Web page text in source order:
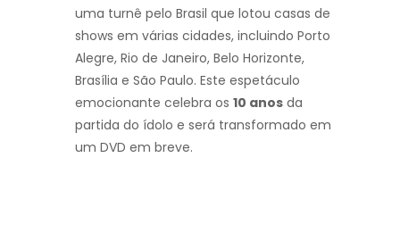
uma turnê pelo Brasil que lotou casas de
shows em várias cidades, incluindo Porto
Alegre, Rio de Janeiro, Belo Horizonte,
Brasília e São Paulo. Este espetáculo
emocionante celebra os 10 anos da
partida do ídolo e será transformado em
um DVD em breve.